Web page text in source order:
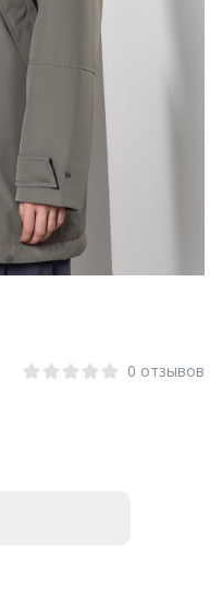
город
0 отзывов